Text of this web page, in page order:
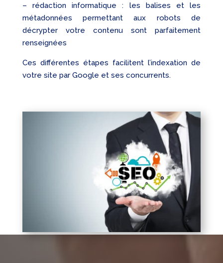
– rédaction informatique : les balises et les
métadonnées permettant aux robots de
décrypter votre contenu sont parfaitement
renseignées
Ces différentes étapes facilitent l’indexation de
votre site par Google et ses concurrents.